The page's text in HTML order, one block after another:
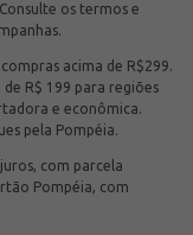
os termos e
acima de R$299.
R$ 199 para regiões
e econômica.
pela Pompéia.
com parcela
Pompéia, com